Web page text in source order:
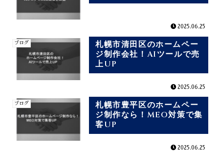
2025.06.25
ブログ
札幌市清田区のホームペー
ジ制作会社！AIツールで売
上UP
2025.06.25
ブログ
札幌市豊平区のホームペー
ジ制作なら！MEO対策で集
客UP
2025.06.25